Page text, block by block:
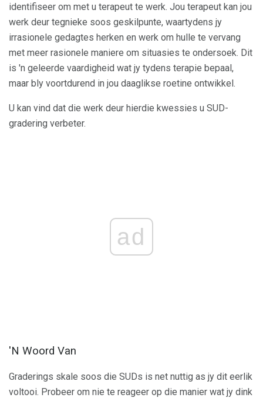
identifiseer om met u terapeut te werk. Jou terapeut kan jou
werk deur tegnieke soos geskilpunte, waartydens jy
irrasionele gedagtes herken en werk om hulle te vervang
met meer rasionele maniere om situasies te ondersoek. Dit
is 'n geleerde vaardigheid wat jy tydens terapie bepaal,
maar bly voortdurend in jou daaglikse roetine ontwikkel.
U kan vind dat die werk deur hierdie kwessies u SUD-
gradering verbeter.
ad
'N Woord Van
Graderings skale soos die SUDs is net nuttig as jy dit eerlik
voltooi. Probeer om nie te reageer op die manier wat jy dink